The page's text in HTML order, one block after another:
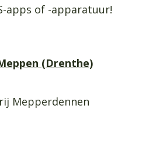
apps of -apparatuur!
(Drenthe)
Mepperdennen